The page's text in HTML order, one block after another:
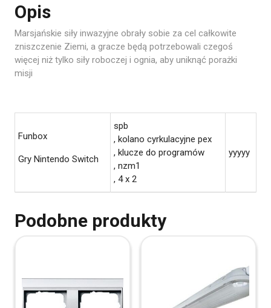
Opis
Marsjańskie siły inwazyjne obrały sobie za cel całkowite
zniszczenie Ziemi, a gracze będą potrzebowali czegoś
więcej niż tylko siły roboczej i ognia, aby uniknąć porażki
misji
Funbox
Gry Nintendo Switch
spb
, kolano cyrkulacyjne pex
, klucze do programów
, nzm1
, 4 x 2
yyyyy
Podobne produkty